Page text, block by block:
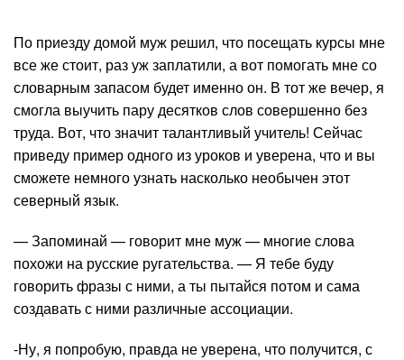
По приезду домой муж решил, что посещать курсы мне
все же стоит, раз уж заплатили, а вот помогать мне со
словарным запасом будет именно он. В тот же вечер, я
смогла выучить пару десятков слов совершенно без
труда. Вот, что значит талантливый учитель! Сейчас
приведу пример одного из уроков и уверена, что и вы
сможете немного узнать насколько необычен этот
северный язык.
— Запоминай — говорит мне муж — многие слова
похожи на русские ругательства. — Я тебе буду
говорить фразы с ними, а ты пытайся потом и сама
создавать с ними различные ассоциации.
-Ну, я попробую, правда не уверена, что получится, с